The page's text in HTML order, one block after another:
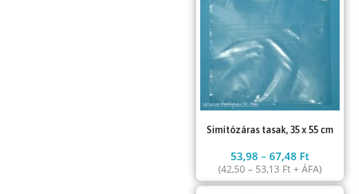
Simítózáras tasak, 35 x 55 cm
53,98–67,48 Ft
(42,50– 53,13 Ft + ÁFA)